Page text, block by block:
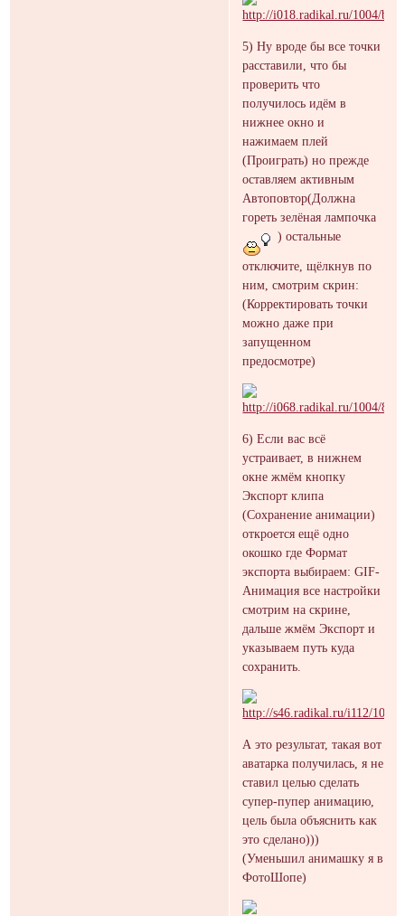
5) Ну вроде бы все точки
расставили, что бы
проверить что
получилось идём в
нижнее окно и
нажимаем плей
(Проиграть) но прежде
оставляем активным
Автоповтор(Должна
гореть зелёная лампочка
) остальные
отключите, щёлкнув по
ним, смотрим скрин:
(Корректировать точки
можно даже при
запущенном
предосмотре)
6) Если вас всё
устраивает, в нижнем
окне жмём кнопку
Экспорт клипа
(Сохранение анимации)
откроется ещё одно
окошко где Формат
экспорта выбираем: GIF-
Анимация все настройки
смотрим на скрине,
дальше жмём Экспорт и
указываем путь куда
сохранить.
А это результат, такая вот
аватарка получилась, я не
ставил целью сделать
супер-пупер анимацию,
цель была объяснить как
это сделано)))
(Уменьшил анимашку я в
ФотоШопе)